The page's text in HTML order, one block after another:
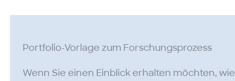
Portfolio-Vorlage zum Forschungsprozess
Wenn Sie einen Einblick erhalten möchten, wie